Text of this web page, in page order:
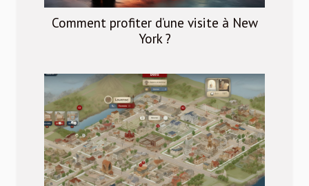
Comment profiter d’une visite à New
York ?